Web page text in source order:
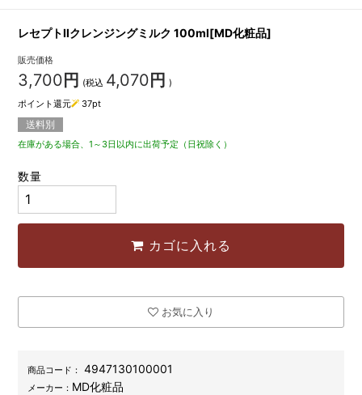
レセプトⅡクレンジングミルク 100ml[MD化粧品]
販売価格
3,700 円 (税込 4,070 円 )
ポイント還元
37pt
送料別
在庫がある場合、1～3日以内に出荷予定（日祝除く）
数量
カゴに入れる
お気に入り
商品コード： 4947130100001
メーカー： MD化粧品